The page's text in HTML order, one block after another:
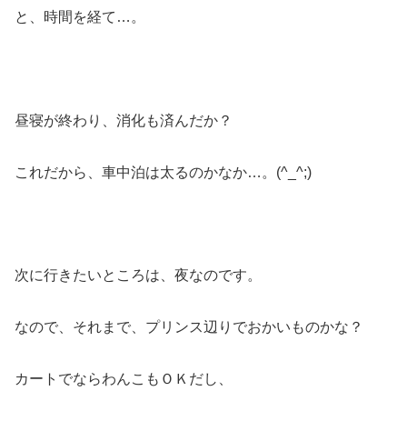
と、時間を経て…。
昼寝が終わり、消化も済んだか？
これだから、車中泊は太るのかなか…。(^_^;)
次に行きたいところは、夜なのです。
なので、それまで、プリンス辺りでおかいものかな？
カートでならわんこもＯＫだし、